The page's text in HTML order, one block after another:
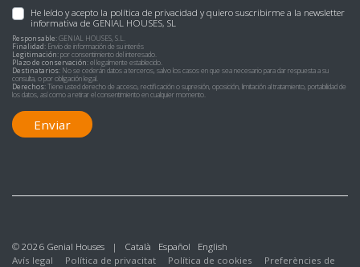
He leído y acepto la política de privacidad y quiero suscribirme a la newsletter
informativa de GENIAL HOUSES, SL
Responsable:GENIAL HOUSES, S.L.
Finalidad: Envío de información de su interés
Legitimación:por consentimiento del interesado.
Plazo de conservación:el legalmente establecido.
Destinatarios: No se cederán datos a terceros, salvo los casos en que sea necesario para dar respuesta a su
consulta, o por obligación legal.
Derechos:Tiene usted derecho de acceso, rectificación o supresión, oposición, limitación al tratamiento, portabilidad de
los datos, así como a retirar el consentimiento en cualquier momento.
Enviar
© 2026 Genial Houses | Català Español
English
Avís legal
Política de privacitat Política de cookies
Preferències de